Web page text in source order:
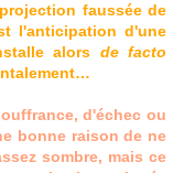
faussée de
l'anticipation d'une
alors de facto
d'échec ou
bonne raison de ne
sombre, mais ce